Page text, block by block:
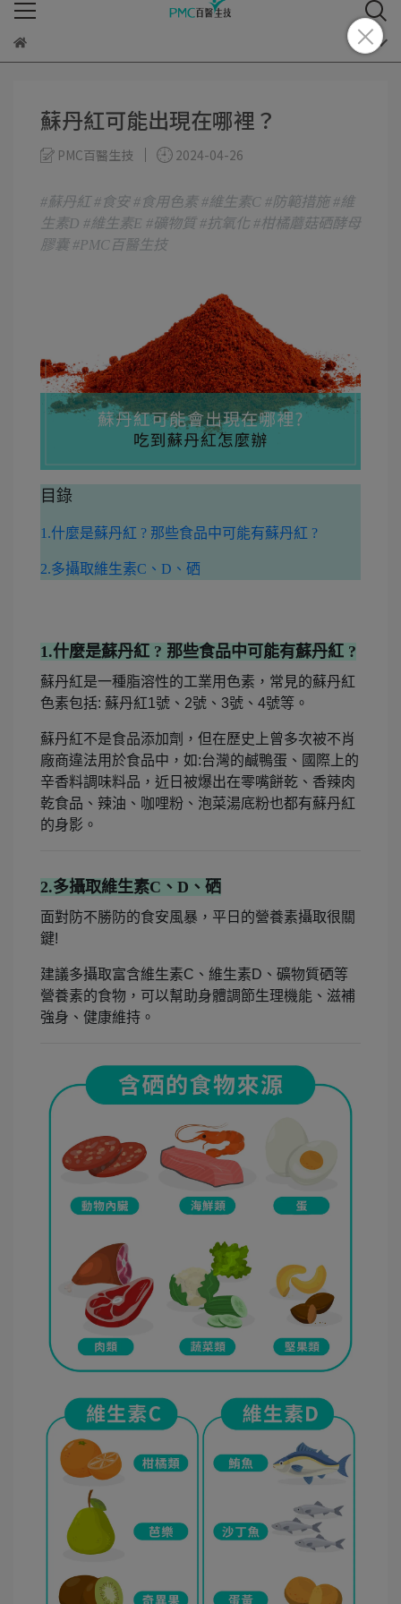
蘇丹紅可能出現在哪裡？
PMC百醫生技 2024-04-26
#蘇丹紅 #食安 #食用色素 #維生素C #防範措施 #維
生素D #維生素E #礦物質 #抗氧化 #柑橘蘑菇硒酵母
膠囊 #PMC百醫生技
目錄
1.什麼是蘇丹紅 ? 那些食品中可能有蘇丹紅 ?
2.多攝取維生素C、D、硒
1.什麼是蘇丹紅 ? 那些食品中可能有蘇丹紅 ?
蘇丹紅是一種脂溶性的工業用色素，常見的蘇丹紅
色素包括: 蘇丹紅1號、2號、3號、4號等。
蘇丹紅不是食品添加劑，但在歷史上曾多次被不肖
廠商違法用於食品中，如:台灣的鹹鴨蛋、國際上的
辛香料調味料品，近日被爆出在零嘴餅乾、香辣肉
乾食品、辣油、咖哩粉、泡菜湯底粉也都有蘇丹紅
的身影。
2.多攝取維生素C、D、硒
面對防不勝防的食安風暴，平日的營養素攝取很關
鍵!
建議多攝取富含維生素C、維生素D、礦物質硒等
營養素的食物，可以幫助身體調節生理機能、滋補
強身、健康維持。